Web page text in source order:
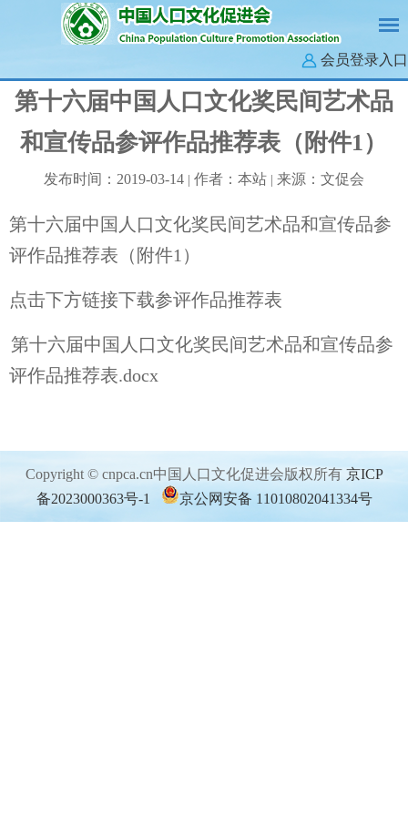
会员登录入口
第十六届中国人口文化奖民间艺术品
和宣传品参评作品推荐表（附件1）
发布时间：2019-03-14 作者：本站 来源：文促会
第十六届中国人口文化奖民间艺术品和宣传品参
评作品推荐表（附件1）
点击下方链接下载参评作品推荐表
第十六届中国人口文化奖民间艺术品和宣传品参
评作品推荐表.docx
Copyright © cnpca.cn中国人口文化促进会版权所有 京ICP
备2023000363号-1
京公网安备 11010802041334号